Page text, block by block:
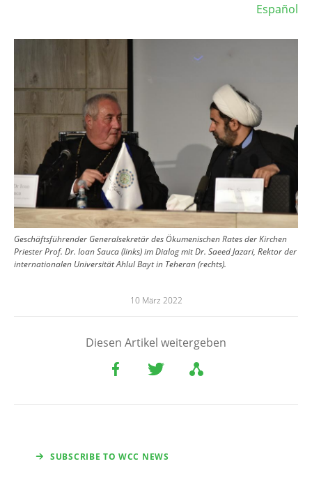
Español
Geschäftsführender Generalsekretär des Ökumenischen Rates der Kirchen
Priester Prof. Dr. Ioan Sauca (links) im Dialog mit Dr. Saeed Jazari, Rektor der
internationalen Universität Ahlul Bayt in Teheran (rechts).
10 März 2022
Diesen Artikel weitergeben
SUBSCRIBE TO WCC NEWS